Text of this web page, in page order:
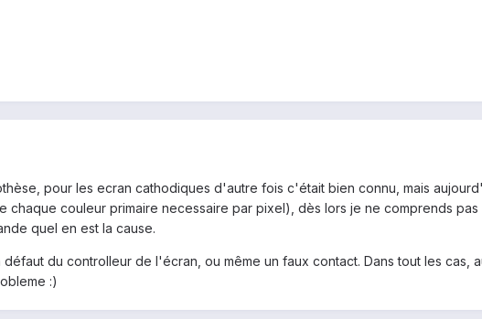
pour les ecran cathodiques d'autre fois c'était bien connu, mais
chaque couleur primaire necessaire par pixel), dès lors je ne comprends
quel en est la cause.
défaut du controlleur de l'écran, ou même un faux contact. Dans tout les
:)